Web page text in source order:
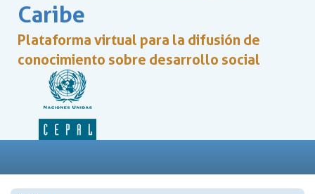
Caribe
Plataforma virtual para la difusión de
conocimiento sobre desarrollo social